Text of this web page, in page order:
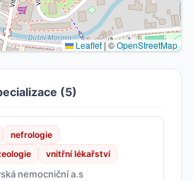
Leaflet|©OpenStreetMap
(5)
nefrologie
vnitřní lékařství
nemocniční a.s